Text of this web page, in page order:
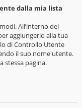
dalla mia lista
All’interno del
aggiungerlo alla tua
di Controllo Utente
il suo nome utente.
stessa pagina.